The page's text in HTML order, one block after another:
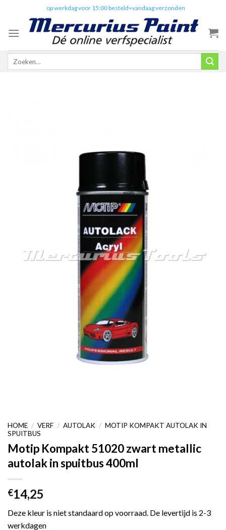
content
op werkdag voor 15:00 besteld=vandaag verzonden
Zoeken
HOME / VERF / AUTOLAK / MOTIP KOMPAKT AUTOLAK IN
SPUITBUS
Motip Kompakt 51020 zwart metallic
autolak in spuitbus 400ml
€14,25
Deze kleur is niet standaard op voorraad. De levertijd is 2-3
werkdagen